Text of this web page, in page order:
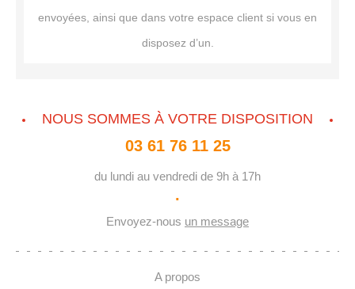
envoyées, ainsi que dans votre espace client si vous en
disposez d’un.
NOUS SOMMES À VOTRE DISPOSITION
03 61 76 11 25
du lundi au vendredi de 9h à 17h
·
Envoyez-nous un message
A propos